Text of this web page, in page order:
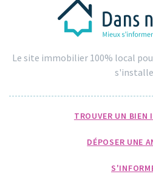
Le site immobilier 100% local
TROUVER UN BIEN
DÉPOSER UNE